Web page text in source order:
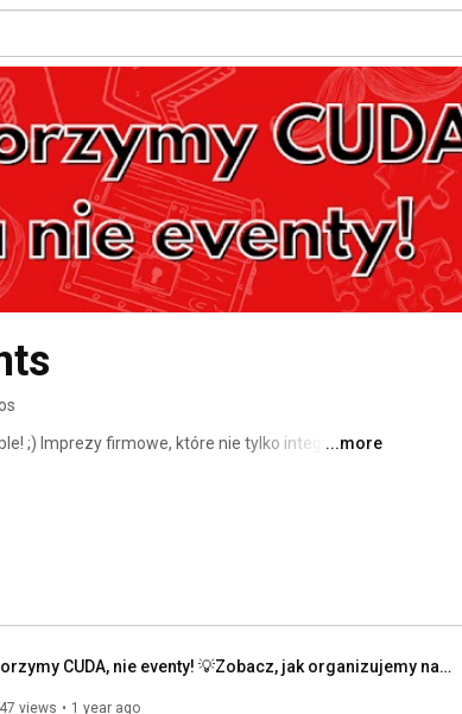
;) Imprezy firmowe, które nie tylko integrują, ale
...more
Tworzymy CUDA, nie eventy! 💡Zobacz, jak organizujemy najbardziej angażujące wydarzenia dla firm! 😮
views 1 year ago